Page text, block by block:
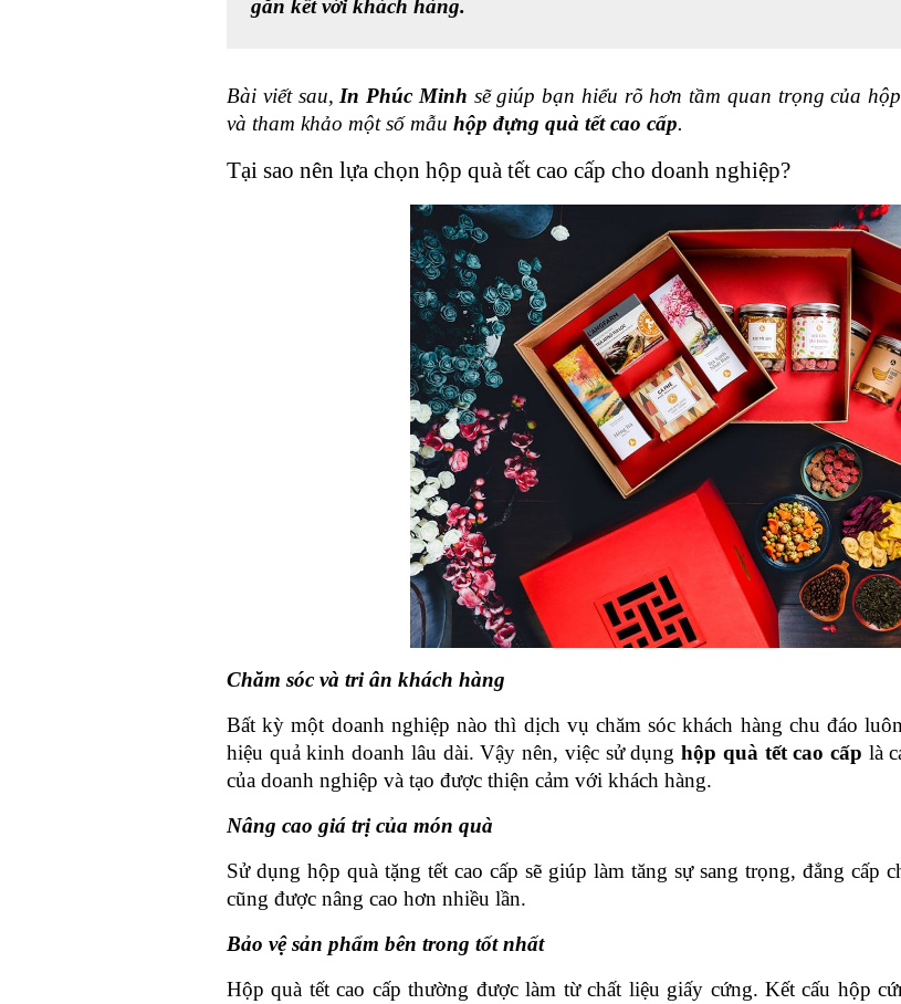
gắn kết với khách hàng.
Bài viết sau, In Phúc Minh sẽ giúp bạn hiểu rõ hơn tầm quan trọng của
và tham khảo một số mẫu hộp đựng quà tết cao cấp.
Tại sao nên lựa chọn hộp quà tết cao cấp cho doanh nghiệp?
Chăm sóc và tri ân khách hàng
Bất kỳ một doanh nghiệp nào thì dịch vụ chăm sóc khách hàng chu đáo
hiệu quả kinh doanh lâu dài. Vậy nên, việc sử dụng hộp quà tết cao cấp là
của doanh nghiệp và tạo được thiện cảm với khách hàng.
Nâng cao giá trị của món quà
Sử dụng hộp quà tặng tết cao cấp sẽ giúp làm tăng sự sang trọng, đẳng cấp
cũng được nâng cao hơn nhiều lần.
Bảo vệ sản phẩm bên trong tốt nhất
Hộp quà tết cao cấp thường được làm từ chất liệu giấy cứng. Kết cấu hộp